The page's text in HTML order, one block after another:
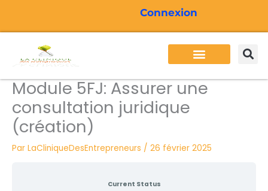
Connexion
Module 5FJ: Assurer une
consultation juridique
(création)
Par LaCliniqueDesEntrepreneurs / 26 février 2025
Current Status